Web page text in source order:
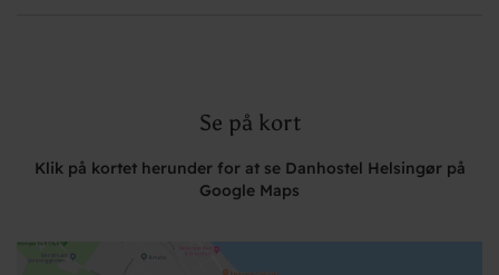
Se på kort
Klik på kortet herunder for at se Danhostel Helsingør på
Google Maps